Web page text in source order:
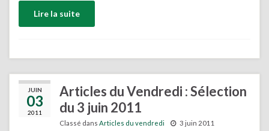
Lire la suite
JUIN
03
2011
Articles du Vendredi : Sélection
du 3 juin 2011
Classé dans Articles du vendredi
3 juin 2011